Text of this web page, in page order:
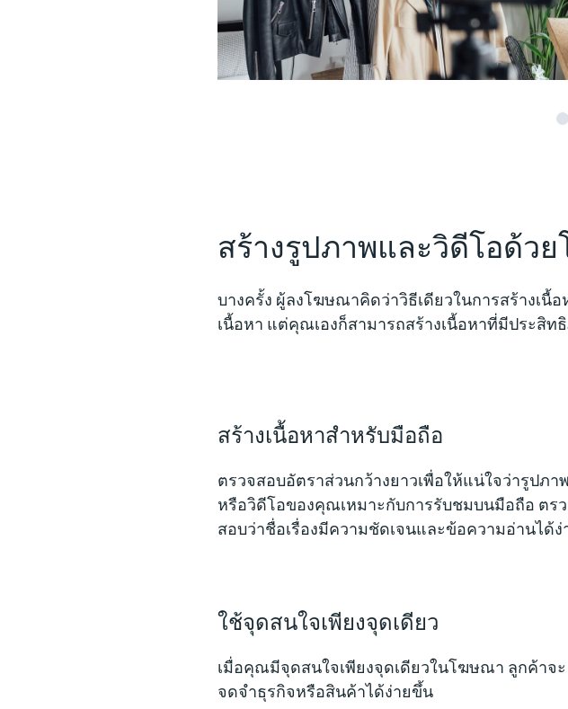
สร้างรูปภาพและวิดีโอด้ว
บางครั้ง ผู้ลงโฆษณาคิดว่าวิธีเดียวในการสร้างเ
เนื้อหา แต่คุณเองก็สามารถสร้างเนื้อหาที่มีประ
สร้างเนื้อหาสำหรับมือถือ
ตรวจสอบอัตราส่วนกว้างยาวเพื่อให้แน่ใจว่ารูปภาพ
หรือวิดีโอของคุณเหมาะกับการรับชมบนมือถือ ตร
สอบว่าชื่อเรื่องมีความชัดเจนและข้อความอ่านได้ง่
ใช้จุดสนใจเพียงจุดเดียว
เมื่อคุณมีจุดสนใจเพียงจุดเดียวในโฆษณา ลูกค้าจะ
จดจำธุรกิจหรือสินค้าได้ง่ายขึ้น